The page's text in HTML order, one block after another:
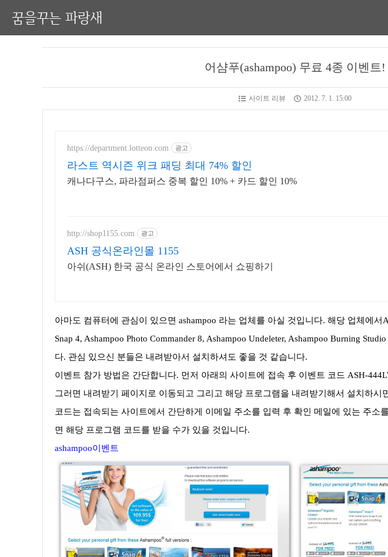
꿈을꾸는 파랑새
어샴푸(ashampoo) 무료 4종 이벤트!
사이트 리뷰 2012. 7. 1. 15:00
https://department.lotteon.com 광고
라스트 역시즌 위크 패딩 최대 74% 할인
캐나다구스, 파라점퍼스 중복 할인 10% + 카드 할인 10%
http://shop1155.com 광고
ASH 공식온라인몰 1155
아쉬(ASH) 한국 공식 온라인 스토어에서 쇼핑하기
아마도 컴퓨터에 관심이 있으면 ashampoo 라는 업체를 아실 것입니다. 해당 업체에서
Snap 4, Ashampoo Photo Commander 8, Ashampoo Undeleter, Ashampoo Burning
다. 관심 있으신 분들은 내려받아서 설치하셔도 좋을 것 같습니다.
이벤트 참가 방법은 간단합니다. 먼저 아래의 사이트에 접속 후 이벤트 코드 ASH-
그러면 내려받기 페이지로 이동되고 그리고 해당 프로그램을 내려받기해서 설치하시
코드는 접속되는 사이트에서 간단하게 이메일 주소를 입력 후 확인 메일에 있는 주소
면 해당 프로그램 코드를 받을 수가 있을 것입니다.
ashampoo이벤트